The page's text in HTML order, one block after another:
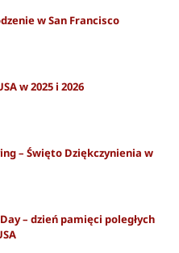
w San Francisco
w 2025 i 2026
– Święto Dziękczynienia w
– dzień pamięci poległych